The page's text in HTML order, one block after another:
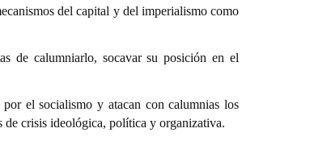
del capital y del imperialismo como
de calumniarlo, socavar su posición en el
el socialismo y atacan con calumnias los
crisis ideológica, política y organizativa.